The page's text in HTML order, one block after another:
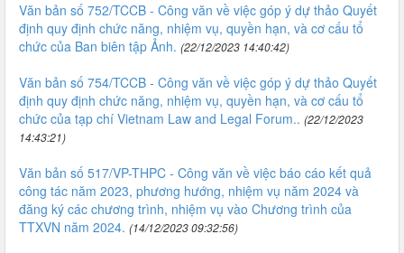
Văn bản số 752/TCCB - Công văn về việc góp ý dự thảo Quyết
định quy định chức năng, nhiệm vụ, quyền hạn, và cơ cấu tổ
chức của Ban biên tập Ảnh. (22/12/2023 14:40:42)
Văn bản số 754/TCCB - Công văn về việc góp ý dự thảo Quyết
định quy định chức năng, nhiệm vụ, quyền hạn, và cơ cấu tổ
chức của tạp chí Vietnam Law and Legal Forum.. (22/12/2023
14:43:21)
Văn bản số 517/VP-THPC - Công văn về việc báo cáo kết quả
công tác năm 2023, phương hướng, nhiệm vụ năm 2024 và
đăng ký các chương trình, nhiệm vụ vào Chương trình của
TTXVN năm 2024. (14/12/2023 09:32:56)